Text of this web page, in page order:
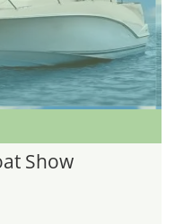
Show